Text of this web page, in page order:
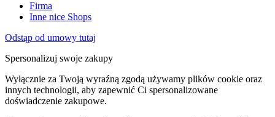
Firma
Inne nice Shops
Odstąp od umowy tutaj
Spersonalizuj swoje zakupy
Wyłącznie za Twoją wyraźną zgodą używamy plików cookie oraz
innych technologii, aby zapewnić Ci spersonalizowane
doświadczenie zakupowe.